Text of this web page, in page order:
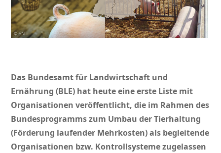
Das Bundesamt für Landwirtschaft und
Ernährung (BLE) hat heute eine erste Liste mit
Organisationen veröffentlicht, die im Rahmen des
Bundesprogramms zum Umbau der Tierhaltung
(Förderung laufender Mehrkosten) als begleitende
Organisationen bzw. Kontrollsysteme zugelassen